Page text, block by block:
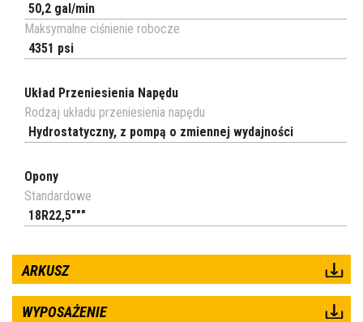
50,2 gal/min
Maksymalne ciśnienie robocze
4351 psi
Układ Przeniesienia Napędu
Rodzaj układu przeniesienia napędu
Hydrostatyczny, z pompą o zmiennej wydajności
Opony
Standardowe
18R22,5"""
ARKUSZ
WYPOSAŻENIE